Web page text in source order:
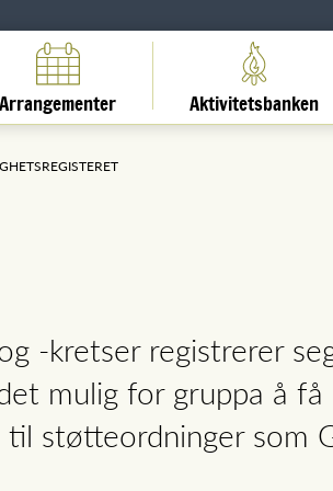
Arrangementer Aktivitetsbanken
-kretser registrerer
mulig for gruppa å få
støtteordninger som